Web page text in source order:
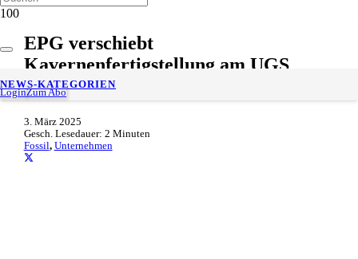
LoginZum Abo
NEWS-KATEGORIEN
EPG verschiebt
Kavernenfertigstellung am UGS
Katharina
3. März 2025
Gesch. Lesedauer: 2 Minuten
Fossil, Unternehmen